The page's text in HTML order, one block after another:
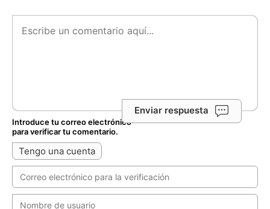
Enviar respuesta
Introduce tu correo electrónico
para verificar tu comentario.
Tengo una cuenta